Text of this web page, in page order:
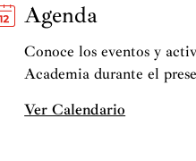
Agenda
Conoce los eventos y
Academia durante el
Ver Calendario